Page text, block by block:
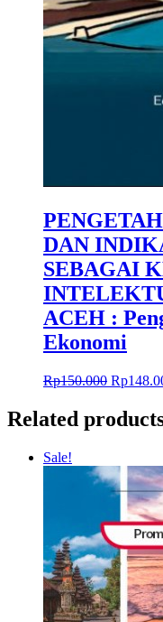
DAN
SEBAGAI
ACEH :
Ekonomi
Rp150.000 Rp
Related
Sale!